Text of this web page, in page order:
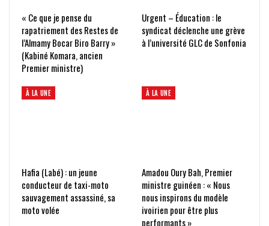
« Ce que je pense du
rapatriement des Restes de
l’Almamy Bocar Biro Barry »
(Kabiné Komara, ancien
Premier ministre)
Urgent – Éducation : le
syndicat déclenche une grève
à l’université GLC de Sonfonia
À LA UNE
Hafia (Labé) : un jeune
conducteur de taxi-moto
sauvagement assassiné, sa
moto volée
À LA UNE
Amadou Oury Bah, Premier
ministre guinéen : « Nous
nous inspirons du modèle
ivoirien pour être plus
performants »